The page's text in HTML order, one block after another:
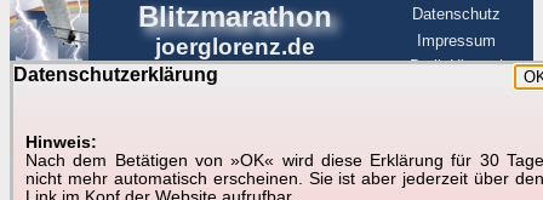
Datenschutzerklärung
Hinweis:
Nach dem Betätigen von »OK« wird diese Erklärung für 30 Tage
nicht mehr automatisch erscheinen. Sie ist aber jederzeit über den
Blitzmarathon
joerglorenz.de
Datenschutz
Impressum
BerlinHimmel
Blitzmarathon
Gewitter über Berlin:
08.07.2012